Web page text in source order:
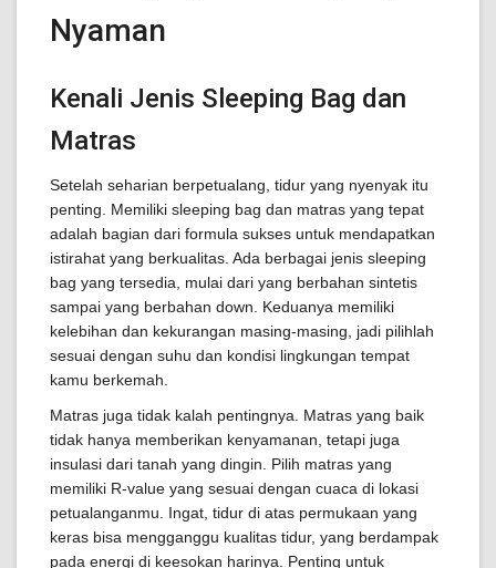
Nyaman
Kenali Jenis Sleeping Bag dan
Matras
Setelah seharian berpetualang, tidur yang nyenyak itu
penting. Memiliki sleeping bag dan matras yang tepat
adalah bagian dari formula sukses untuk mendapatkan
istirahat yang berkualitas. Ada berbagai jenis sleeping
bag yang tersedia, mulai dari yang berbahan sintetis
sampai yang berbahan down. Keduanya memiliki
kelebihan dan kekurangan masing-masing, jadi pilihlah
sesuai dengan suhu dan kondisi lingkungan tempat
kamu berkemah.
Matras juga tidak kalah pentingnya. Matras yang baik
tidak hanya memberikan kenyamanan, tetapi juga
insulasi dari tanah yang dingin. Pilih matras yang
memiliki R-value yang sesuai dengan cuaca di lokasi
petualanganmu. Ingat, tidur di atas permukaan yang
keras bisa mengganggu kualitas tidur, yang berdampak
pada energi di keesokan harinya. Penting untuk